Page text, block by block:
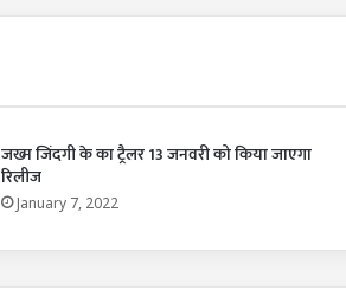
जख्म जिंदगी के का ट्रैलर 13 जनवरी को किया जाएगा
रिलीज
January 7, 2022